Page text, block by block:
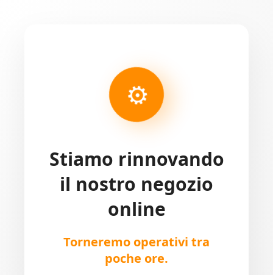
⚙
Stiamo rinnovando
il nostro negozio
online
Torneremo operativi tra
poche ore.